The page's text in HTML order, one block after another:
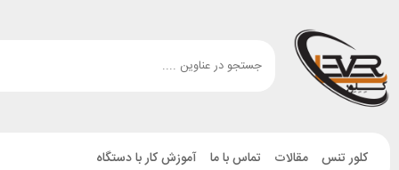
کلور تنس مقالات تماس با ما آموزش کار با دستگاه